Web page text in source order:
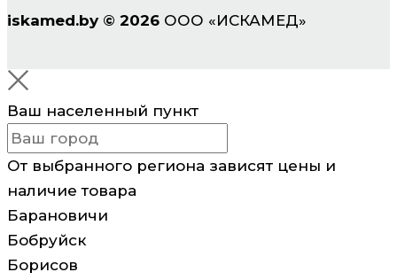
iskamed.by © 2026 ООО «ИСКАМЕД»
Ваш населенный пункт
От выбранного региона зависят цены и
наличие товара
Барановичи
Бобруйск
Борисов